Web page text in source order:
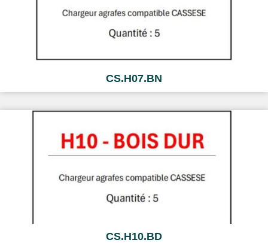
CS.H07.BN
CS.H10.BD